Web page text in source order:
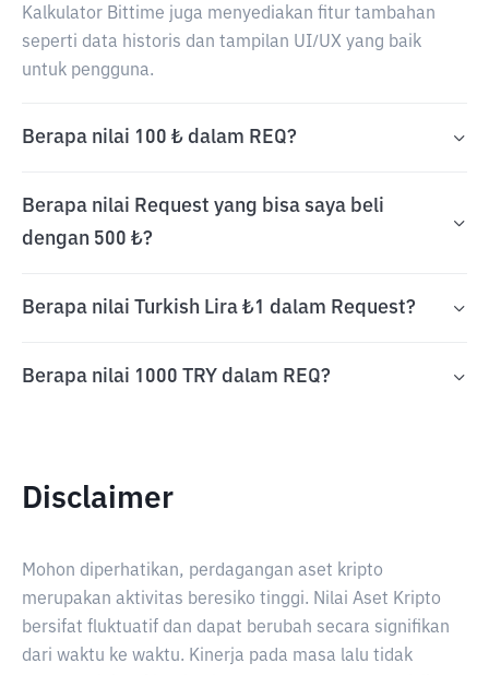
Kalkulator Bittime juga menyediakan fitur tambahan
seperti data historis dan tampilan UI/UX yang baik
untuk pengguna.
Berapa nilai 100 ₺ dalam REQ?
Berapa nilai Request yang bisa saya beli
dengan 500 ₺?
Berapa nilai Turkish Lira ₺1 dalam Request?
Berapa nilai 1000 TRY dalam REQ?
Disclaimer
Mohon diperhatikan, perdagangan aset kripto
merupakan aktivitas beresiko tinggi. Nilai Aset Kripto
bersifat fluktuatif dan dapat berubah secara signifikan
dari waktu ke waktu. Kinerja pada masa lalu tidak